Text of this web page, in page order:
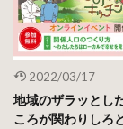
2022/03/17
地域のザラッとし
ころが関わりしろ